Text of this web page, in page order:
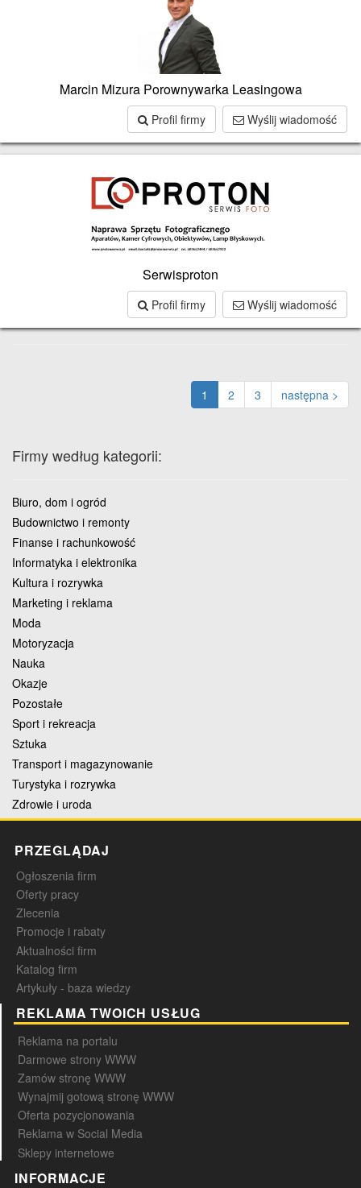
Marcin Mizura Porownywarka Leasingowa
Profil firmy Wyślij wiadomość
Serwisproton
Profil firmy Wyślij wiadomość
1 2 3 następna >
Firmy według kategorii:
Biuro, dom i ogród
Budownictwo i remonty
Finanse i rachunkowość
Informatyka i elektronika
Kultura i rozrywka
Marketing i reklama
Moda
Motoryzacja
Nauka
Okazje
Pozostałe
Sport i rekreacja
Sztuka
Transport i magazynowanie
Turystyka i rozrywka
Zdrowie i uroda
PRZEGLĄDAJ
Ogłoszenia firm
Oferty pracy
Zlecenia
Promocje i rabaty
Aktualności firm
Katalog firm
Artykuły - baza wiedzy
REKLAMA TWOICH USŁUG
Reklama na portalu
Darmowe strony WWW
Zamów stronę WWW
Wynajmij gotową stronę WWW
Oferta pozycjonowania
Reklama w Social Media
Sklepy internetowe
INFORMACJE